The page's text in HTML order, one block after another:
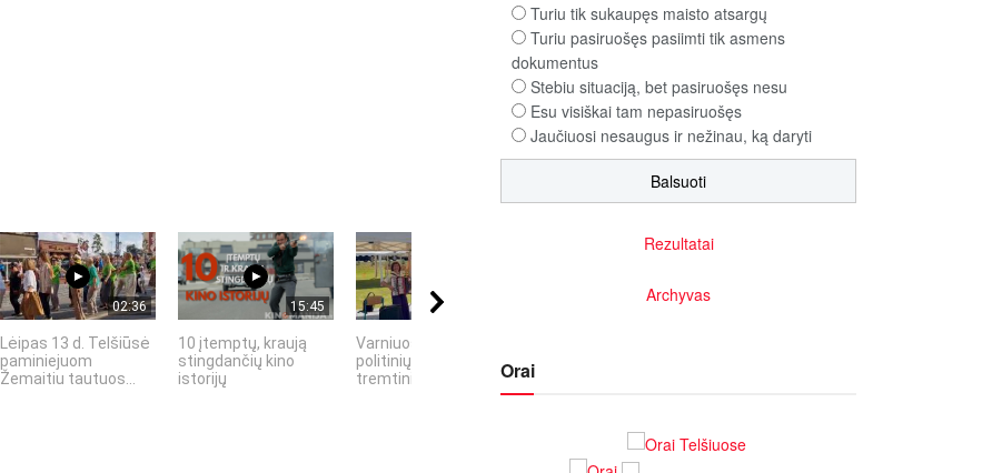
02:36
Lėipas 13 d. Telšiūsė
paminiejuom
Žemaitiu tautuos...
15:45
10 įtemptų, kraują
stingdančių kino
istorijų
Varniuose vyko XV
politinių kalinių,
tremtinių ir Laisvės...
01:37
sviesto mušimo
varžybos „Varnių...
Turiu tik sukaupęs maisto atsargų
Turiu pasiruošęs pasiimti tik asmens
dokumentus
Stebiu situaciją, bet pasiruošęs nesu
Esu visiškai tam nepasiruošęs
Jaučiuosi nesaugus ir nežinau, ką daryti
Rezultatai
Archyvas
Orai